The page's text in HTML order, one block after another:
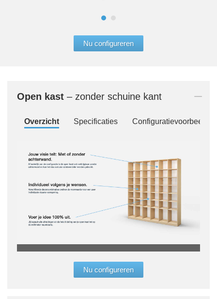
Nu configureren
Open kast – zonder schuine kant
Overzicht Specificaties Configuratievoorbeelden
Nu configureren